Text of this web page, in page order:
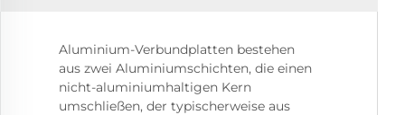
Aluminium-Verbundplatten bestehen
aus zwei Aluminiumschichten, die einen
nicht-aluminiumhaltigen Kern
umschließen, der typischerweise aus